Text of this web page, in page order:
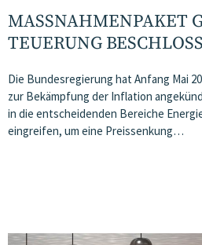
MASSNAHMENPAKET
EUERUNG
Die Bundesregierung hat Anfang Mai
zur Bekämpfung der Inflation
in die entscheidenden Bereiche
eingreifen, um eine Preissenkung…